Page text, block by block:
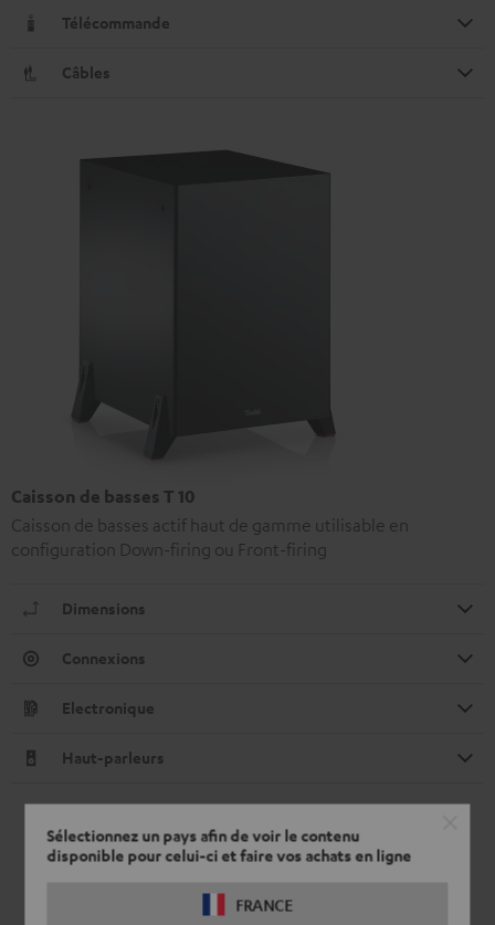
Sélectionnez un pays afin de voir le contenu
disponible pour celui-ci et faire vos achats en ligne
FRANCE
Télécommande
Câbles
Caisson de basses T 10
Caisson de basses actif haut de gamme utilisable en
configuration Down-firing ou Front-firing
Dimensions
Connexions
Electronique
Haut-parleurs